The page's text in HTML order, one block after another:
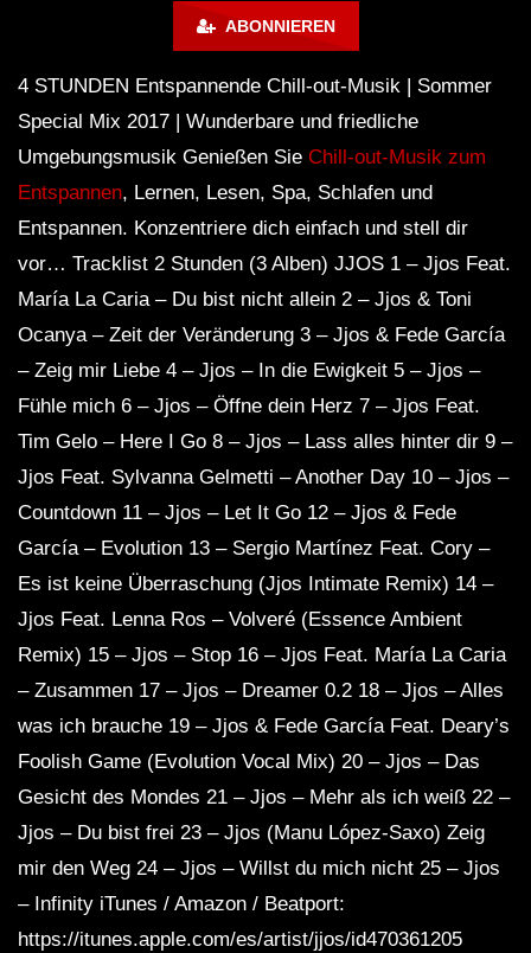
ABONNIEREN
4 STUNDEN Entspannende Chill-out-Musik | Sommer
Special Mix 2017 | Wunderbare und friedliche
Umgebungsmusik Genießen Sie Chill-out-Musik zum
Entspannen, Lernen, Lesen, Spa, Schlafen und
Entspannen. Konzentriere dich einfach und stell dir
vor… Tracklist 2 Stunden (3 Alben) JJOS 1 – Jjos Feat.
María La Caria – Du bist nicht allein 2 – Jjos & Toni
Ocanya – Zeit der Veränderung 3 – Jjos & Fede García
– Zeig mir Liebe 4 – Jjos – In die Ewigkeit 5 – Jjos –
Fühle mich 6 – Jjos – Öffne dein Herz 7 – Jjos Feat.
Tim Gelo – Here I Go 8 – Jjos – Lass alles hinter dir 9 –
Jjos Feat. Sylvanna Gelmetti – Another Day 10 – Jjos –
Countdown 11 – Jjos – Let It Go 12 – Jjos & Fede
García – Evolution 13 – Sergio Martínez Feat. Cory –
Es ist keine Überraschung (Jjos Intimate Remix) 14 –
Jjos Feat. Lenna Ros – Volveré (Essence Ambient
Remix) 15 – Jjos – Stop 16 – Jjos Feat. María La Caria
– Zusammen 17 – Jjos – Dreamer 0.2 18 – Jjos – Alles
was ich brauche 19 – Jjos & Fede García Feat. Deary’s
Foolish Game (Evolution Vocal Mix) 20 – Jjos – Das
Gesicht des Mondes 21 – Jjos – Mehr als ich weiß 22 –
Jjos – Du bist frei 23 – Jjos (Manu López-Saxo) Zeig
mir den Weg 24 – Jjos – Willst du mich nicht 25 – Jjos
– Infinity iTunes / Amazon / Beatport:
https://itunes.apple.com/es/artist/jjos/id470361205